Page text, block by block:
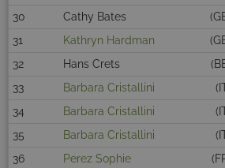
30
Cathy Bates
31
Kathryn Hardman
32
Hans Crets
33
Barbara Cristallini
34
Barbara Cristallini
35
Barbara Cristallini
36
Perez Sophie